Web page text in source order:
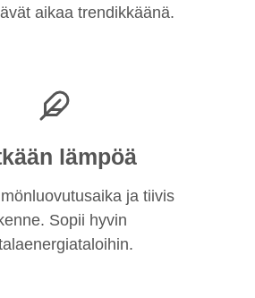
aikaa trendikkäänä.
lämpöä
ja tiivis
Sopii hyvin